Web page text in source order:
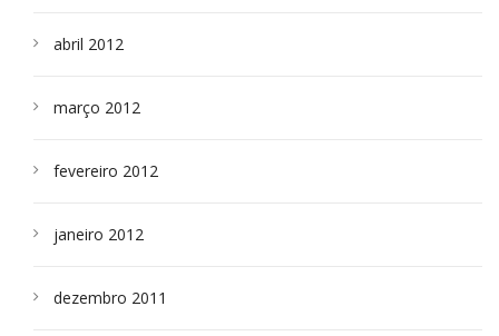
abril 2012
março 2012
fevereiro 2012
janeiro 2012
dezembro 2011